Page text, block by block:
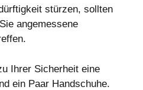
stürzen, sollten
angemessene
Ihrer Sicherheit eine
ein Paar Handschuhe.